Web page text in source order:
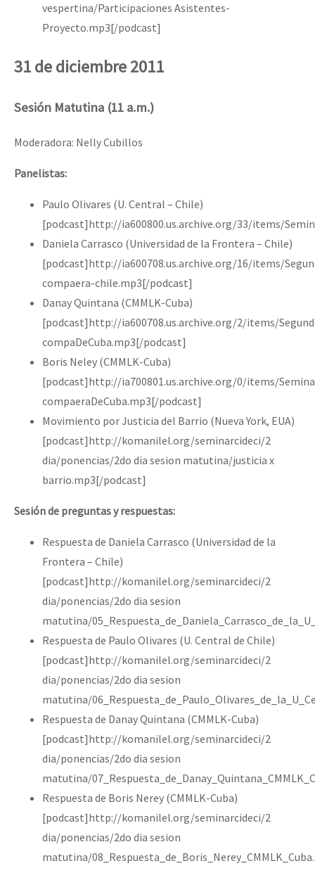
vespertina/Participaciones Asistentes-
Proyecto.mp3[/podcast]
31 de diciembre 2011
Sesión Matutina (11 a.m.)
Moderadora: Nelly Cubillos
Panelistas:
Paulo Olivares (U. Central – Chile)
[podcast]http://ia600800.us.archive.org/33/items/
Daniela Carrasco (Universidad de la Frontera – Chile)
[podcast]http://ia600708.us.archive.org/16/items/
compaera-chile.mp3[/podcast]
Danay Quintana (CMMLK-Cuba)
[podcast]http://ia600708.us.archive.org/2/items/
compaDeCuba.mp3[/podcast]
Boris Neley (CMMLK-Cuba)
[podcast]http://ia700801.us.archive.org/0/items/
compaeraDeCuba.mp3[/podcast]
Movimiento por Justicia del Barrio (Nueva York, EUA)
[podcast]http://komanilel.org/seminarcideci/2
dia/ponencias/2do dia sesion matutina/justicia x
barrio.mp3[/podcast]
Sesión de preguntas y respuestas:
Respuesta de Daniela Carrasco (Universidad de la
Frontera – Chile)
[podcast]http://komanilel.org/seminarcideci/2
dia/ponencias/2do dia sesion
matutina/
Respuesta de Paulo Olivares (U. Central de Chile)
[podcast]http://komanilel.org/seminarcideci/2
dia/ponencias/2do dia sesion
matutina/
Respuesta de Danay Quintana (CMMLK-Cuba)
[podcast]http://komanilel.org/seminarcideci/2
dia/ponencias/2do dia sesion
matutina/
Respuesta de Boris Nerey (CMMLK-Cuba)
[podcast]http://komanilel.org/seminarcideci/2
dia/ponencias/2do dia sesion
matutina/